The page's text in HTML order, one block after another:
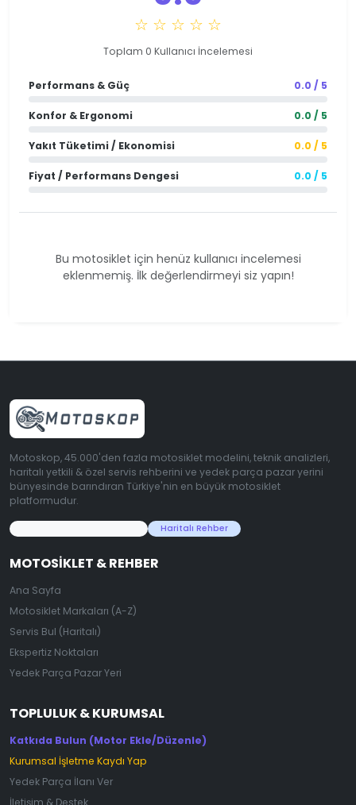
☆ ☆ ☆ ☆ ☆
Toplam 0 Kullanıcı İncelemesi
Performans & Güç 0.0 / 5
Konfor & Ergonomi 0.0 / 5
Yakıt Tüketimi / Ekonomisi 0.0 / 5
Fiyat / Performans Dengesi 0.0 / 5
Bu motosiklet için henüz kullanıcı incelemesi
eklenmemiş. İlk değerlendirmeyi siz yapın!
Motoskop, 45.000'den fazla motosiklet modelini, teknik analizleri,
haritalı yetkili & özel servis rehberini ve yedek parça pazar yerini
bünyesinde barındıran Türkiye'nin en büyük motosiklet
platformudur.
Haritalı Rehber
MOTOSIKLET & REHBER
Ana Sayfa
Motosiklet Markaları (A-Z)
Servis Bul (Haritalı)
Ekspertiz Noktaları
Yedek Parça Pazar Yeri
TOPLULUK & KURUMSAL
Katkıda Bulun (Motor Ekle/Düzenle)
Kurumsal İşletme Kaydı Yap
Yedek Parça İlanı Ver